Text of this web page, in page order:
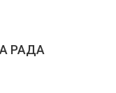
РАДА